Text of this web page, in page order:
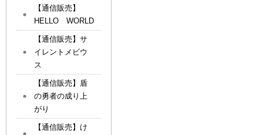
【通信販売】
HELLO WORLD
【通信販売】サ
イレントメビウ
ス
【通信販売】盾
の勇者の成り上
がり
【通信販売】け